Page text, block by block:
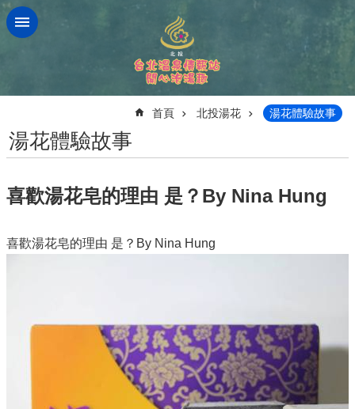
跳到主要內容區塊
首頁 北投湯花 湯花體驗故事
湯花體驗故事
喜歡湯花皂的理由 是？By Nina Hung
喜歡湯花皂的理由 是？By Nina Hung